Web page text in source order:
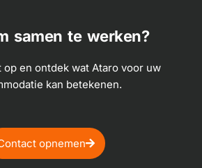
samen te werken?
op en ontdek wat Ataro voor uw
kan betekenen.
opnemen